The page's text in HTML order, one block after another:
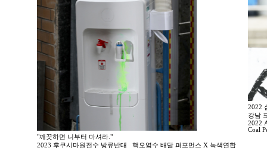
"깨끗하면 니부터 마셔라."
2023 후쿠시마원전수 방류반대 _핵오염수 배달 퍼포먼스 X 녹색연합
2022
강남
2022
Coal